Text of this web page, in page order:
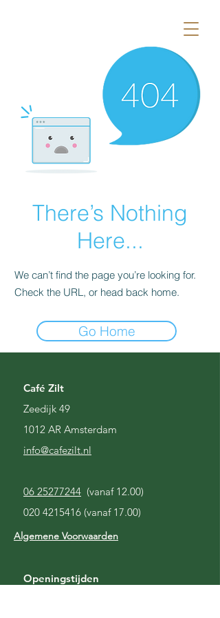
There’s Nothing
Here...
We can’t find the page you’re looking for.
Check the URL, or head back home.
Go Home
Café Zilt
Zeedijk 49
1012 AR Amsterdam
info@cafezilt.nl
06 25277244 (vanaf 12.00)
020 4215416 (vanaf 17.00)
Algemene Voorwaarden
Openingstijden